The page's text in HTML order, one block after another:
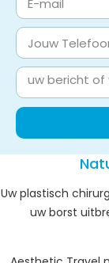
Uw plastisch
uw borst